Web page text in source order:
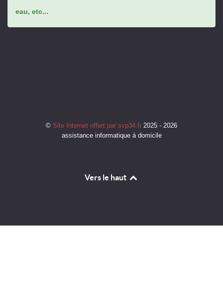
eau, etc...
© Site Internet offert par svp34.fr 2025 - 2026
assistance informatique à domicile
Vers le haut